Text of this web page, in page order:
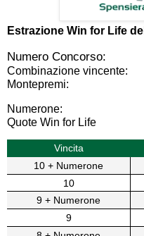
Estrazione Win for Life del
Numero Concorso:
Combinazione vincente:
Montepremi:
Numerone:
Quote Win for Life
Vincita
10 + Numerone
10
9 + Numerone
9